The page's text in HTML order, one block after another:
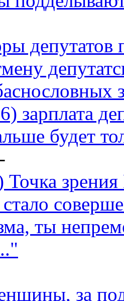
депутатов
зарплата
будет
Точка
ты
за